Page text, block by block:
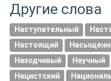
Другие слова
Наступательный
Настоящий
Находчивый
Научный
Нацистский